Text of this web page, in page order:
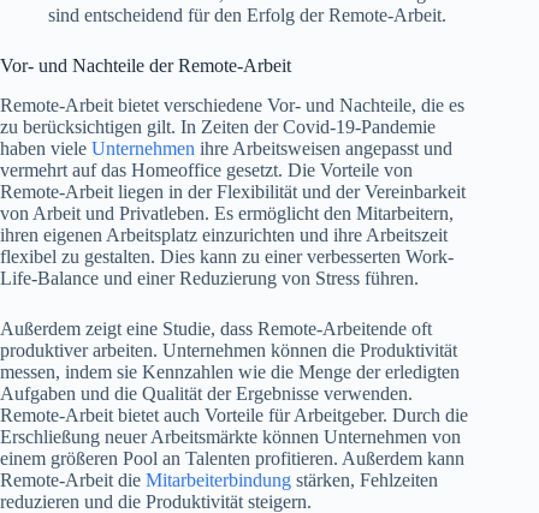
sind entscheidend für den Erfolg der Remote-Arbeit.
Vor- und Nachteile der Remote-Arbeit
Remote-Arbeit bietet verschiedene Vor- und Nachteile, die es
zu berücksichtigen gilt. In Zeiten der Covid-19-Pandemie
haben viele Unternehmen ihre Arbeitsweisen angepasst und
vermehrt auf das Homeoffice gesetzt. Die Vorteile von
Remote-Arbeit liegen in der Flexibilität und der Vereinbarkeit
von Arbeit und Privatleben. Es ermöglicht den Mitarbeitern,
ihren eigenen Arbeitsplatz einzurichten und ihre Arbeitszeit
flexibel zu gestalten. Dies kann zu einer verbesserten Work-
Life-Balance und einer Reduzierung von Stress führen.
Außerdem zeigt eine Studie, dass Remote-Arbeitende oft
produktiver arbeiten. Unternehmen können die Produktivität
messen, indem sie Kennzahlen wie die Menge der erledigten
Aufgaben und die Qualität der Ergebnisse verwenden.
Remote-Arbeit bietet auch Vorteile für Arbeitgeber. Durch die
Erschließung neuer Arbeitsmärkte können Unternehmen von
einem größeren Pool an Talenten profitieren. Außerdem kann
Remote-Arbeit die Mitarbeiterbindung stärken, Fehlzeiten
reduzieren und die Produktivität steigern.